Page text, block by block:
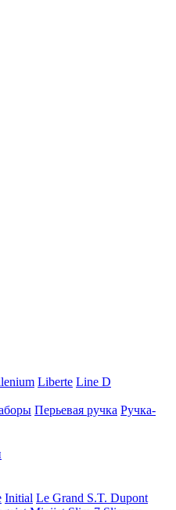
Liberte Line D
Перьевая ручка Ручка-
Initial Le Grand S.T. Dupont